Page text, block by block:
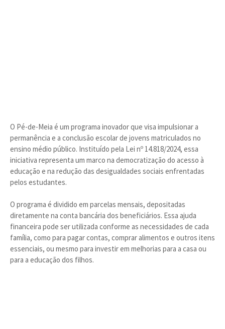
O Pé-de-Meia é um programa inovador que visa impulsionar a
permanência e a conclusão escolar de jovens matriculados no
ensino médio público. Instituído pela Lei nº 14.818/2024, essa
iniciativa representa um marco na democratização do acesso à
educação e na redução das desigualdades sociais enfrentadas
pelos estudantes.
O programa é dividido em parcelas mensais, depositadas
diretamente na conta bancária dos beneficiários. Essa ajuda
financeira pode ser utilizada conforme as necessidades de cada
família, como para pagar contas, comprar alimentos e outros itens
essenciais, ou mesmo para investir em melhorias para a casa ou
para a educação dos filhos.